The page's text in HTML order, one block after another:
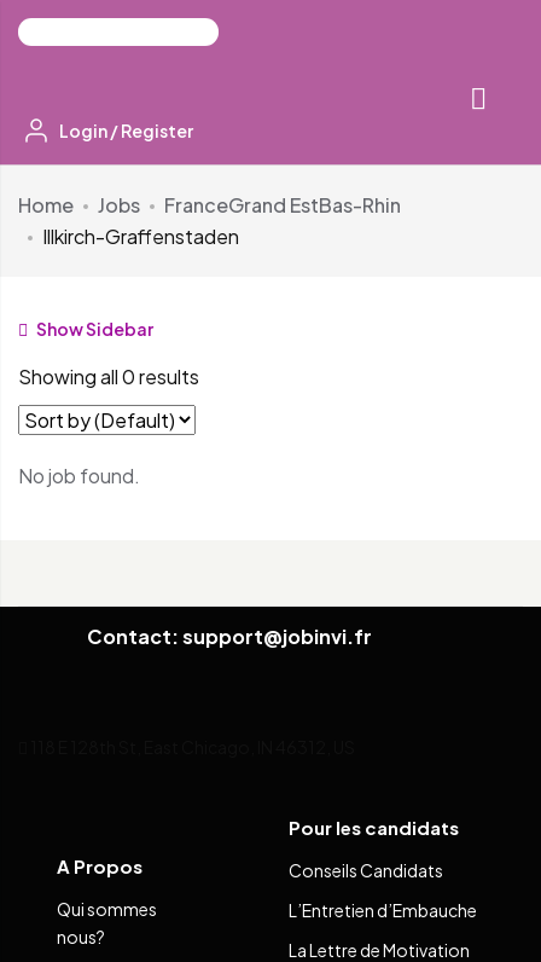
Login /Register
Home Jobs FranceGrand EstBas-Rhin
Illkirch-Graffenstaden
Show Sidebar
Showing all 0 results
No job found.
Contact: support@jobinvi.fr
A Propos
Qui sommes
nous?
Pour les candidats
Conseils Candidats
L’Entretien d’Embauche
La Lettre de Motivation